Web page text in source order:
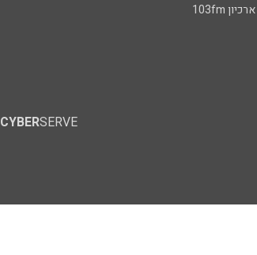
ארכיון 103fm
CYBERSERVE